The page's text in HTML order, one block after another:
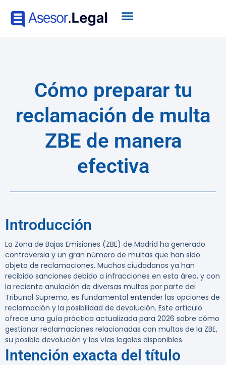
Cómo preparar tu
reclamación de multa
ZBE de manera
efectiva
Introducción
La Zona de Bajas Emisiones (ZBE) de Madrid ha generado
controversia y un gran número de multas que han sido
objeto de reclamaciones. Muchos ciudadanos ya han
recibido sanciones debido a infracciones en esta área, y con
la reciente anulación de diversas multas por parte del
Tribunal Supremo, es fundamental entender las opciones de
reclamación y la posibilidad de devolución. Este artículo
ofrece una guía práctica actualizada para 2026 sobre cómo
gestionar reclamaciones relacionadas con multas de la ZBE,
su posible devolución y las vías legales disponibles.
Intención exacta del título